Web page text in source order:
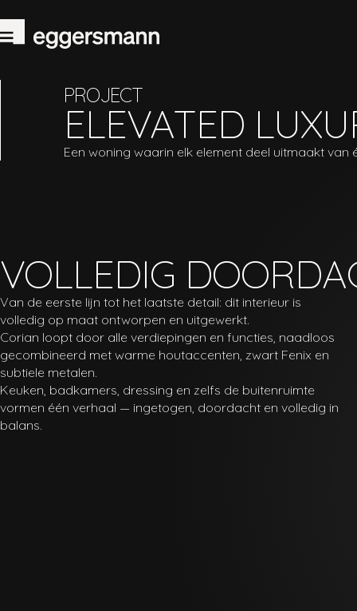
PROJECT
ELEVATED
Een woning waarin elk element deel uitmaakt
VOLLEDIG
Van de eerste lijn tot het laatste detail: dit interieur is
volledig op maat ontworpen en uitgewerkt.
Corian loopt door alle verdiepingen en functies, naadloos
gecombineerd met warme houtaccenten, zwart Fenix en
subtiele metalen.
Keuken, badkamers, dressing en zelfs de buitenruimte
vormen één verhaal — ingetogen, doordacht en volledig in
balans.